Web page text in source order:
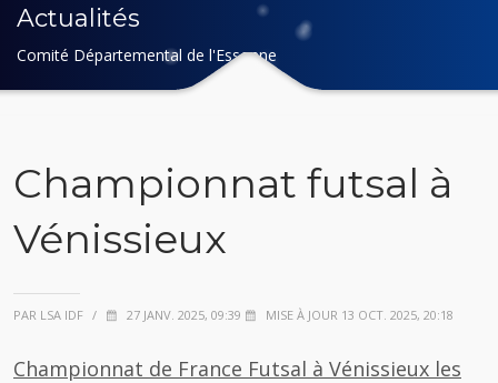
Actualités
Comité Départemental de l'Essonne
Championnat futsal à
Vénissieux
PAR LSA IDF / 27 JANV. 2025, 09:39 MISE À JOUR 13 OCT. 2025, 20:18
Championnat de France Futsal à Vénissieux les